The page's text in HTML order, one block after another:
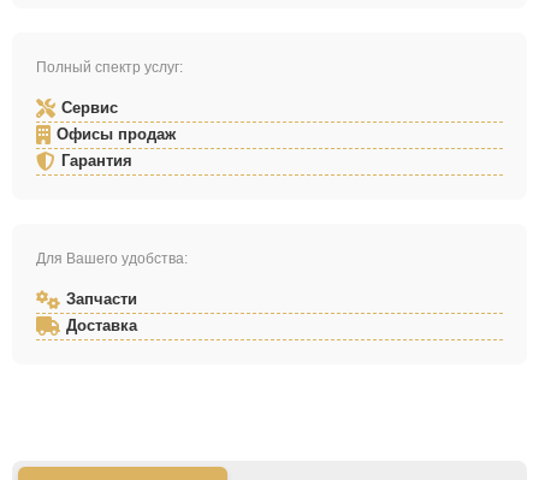
Полный спектр услуг:
Сервис
Офисы продаж
Гарантия
Для Вашего удобства:
Запчасти
Доставка